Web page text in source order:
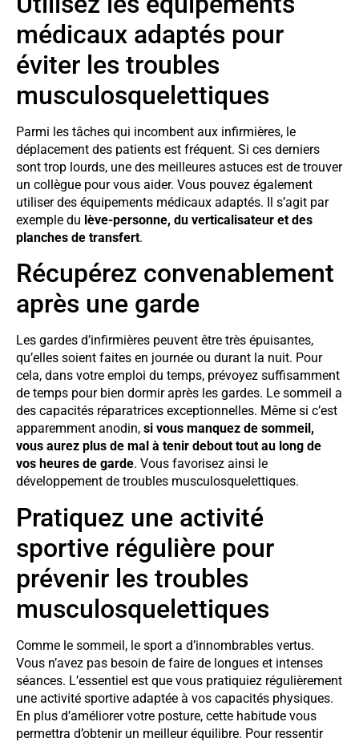
médicaux adaptés pour
éviter les troubles
musculosquelettiques
Parmi les tâches qui incombent aux infirmières, le
déplacement des patients est fréquent. Si ces derniers
sont trop lourds, une des meilleures astuces est de trouver
un collègue pour vous aider. Vous pouvez également
utiliser des équipements médicaux adaptés. Il s’agit par
exemple du lève-personne, du verticalisateur et des
planches de transfert.
Récupérez convenablement
après une garde
Les gardes d’infirmières peuvent être très épuisantes,
qu’elles soient faites en journée ou durant la nuit. Pour
cela, dans votre emploi du temps, prévoyez suffisamment
de temps pour bien dormir après les gardes. Le sommeil a
des capacités réparatrices exceptionnelles. Même si c’est
apparemment anodin, si vous manquez de sommeil,
vous aurez plus de mal à tenir debout tout au long de
vos heures de garde. Vous favorisez ainsi le
développement de troubles musculosquelettiques.
Pratiquez une activité
sportive régulière pour
prévenir les troubles
musculosquelettiques
Comme le sommeil, le sport a d’innombrables vertus.
Vous n’avez pas besoin de faire de longues et intenses
séances. L’essentiel est que vous pratiquiez régulièrement
une activité sportive adaptée à vos capacités physiques.
En plus d’améliorer votre posture, cette habitude vous
permettra d’obtenir un meilleur équilibre. Pour ressentir